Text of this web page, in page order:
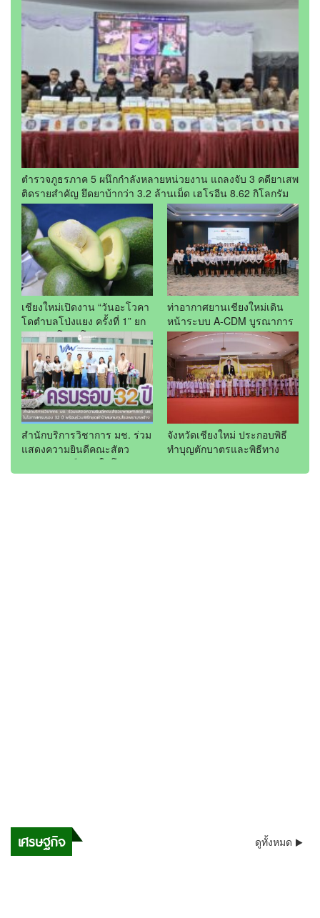
ตำรวจภูธรภาค 5 ผนึกกำลังหลายหน่วยงาน แถลงจับ 3 คดียาเสพ
ติดรายสำคัญ ยึดยาบ้ากว่า 3.2 ล้านเม็ด เฮโรอีน 8.62 กิโลกรัม
เชียงใหม่เปิดงาน “วันอะโวคา
โดตำบลโป่งแยง ครั้งที่ 1” ยก
ระดับอะโวคาโดคุณภาพ สู่ผล
ไม้เศรษฐกิจและแหล่งท่อง
เที่ยวเชิงเกษตร
ท่าอากาศยานเชียงใหม่เดิน
หน้าระบบ A-CDM บูรณาการ
15 หน่วยงาน ยกระดับการ
บริหารเที่ยวบินและบริการผู้
โดยสาร
สำนักบริการวิชาการ มช. ร่วม
แสดงความยินดีคณะสัตว
แพทยศาสตร์ มช. ในโอกาส
ครบรอบ 32 ปี พร้อมร่วมพิธี
จังหวัดเชียงใหม่ ประกอบพิธี
ทำบุญตักบาตรและพิธีทาง
ถวายพระราชกุศล เนื่องใน
เศรษฐกิจ ดูทั้งหมด